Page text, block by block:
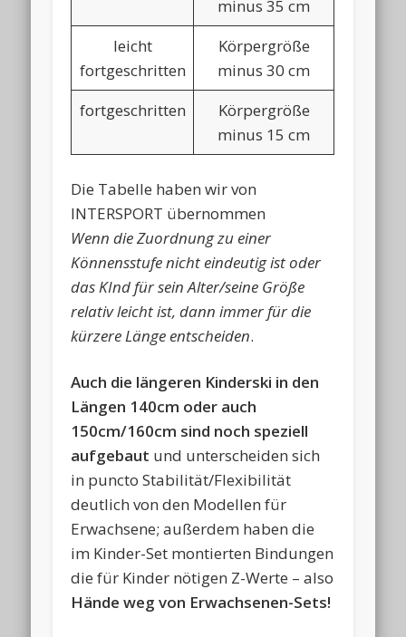
minus 35 cm
leicht
fortgeschritten
Körpergröße
minus 30 cm
fortgeschritten
Körpergröße
minus 15 cm
Die Tabelle haben wir von
INTERSPORT übernommen
Wenn die Zuordnung zu einer
Könnensstufe nicht eindeutig ist oder
das KInd für sein Alter/seine Größe
relativ leicht ist, dann immer für die
kürzere Länge entscheiden.
Auch die längeren Kinderski in den
Längen 140cm oder auch
150cm/160cm sind noch speziell
aufgebaut und unterscheiden sich
in puncto Stabilität/Flexibilität
deutlich von den Modellen für
Erwachsene; außerdem haben die
im Kinder-Set montierten Bindungen
die für Kinder nötigen Z-Werte – also
Hände weg von Erwachsenen-Sets!